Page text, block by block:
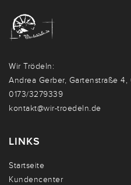
Wir Trödeln:
Andrea Gerber, Gartenstraße
0173/3279339
kontakt@wir-troedeln.de
LINKS
Startseite
Kundencenter